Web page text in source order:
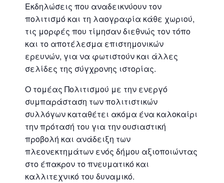
Εκδηλώσεις που αναδεικνύουν τον
πολιτισμό και τη λαογραφία κάθε χωριού,
τις μορφές που τίμησαν διεθνώς τον τόπο
και το αποτέλεσμα επιστημονικών
ερευνών, για να φωτιστούν και άλλες
σελίδες της σύγχρονης ιστορίας.
Ο τομέας Πολιτισμού με την ενεργό
συμπαράσταση των πολιτιστικών
συλλόγων καταθέτει ακόμα ένα καλοκαίρι
την πρότασή του για την ουσιαστική
προβολή και ανάδειξη των
πλεονεκτημάτων ενός δήμου αξιοποιώντας
στο έπακρον το πνευματικό και
καλλιτεχνικό του δυναμικό.